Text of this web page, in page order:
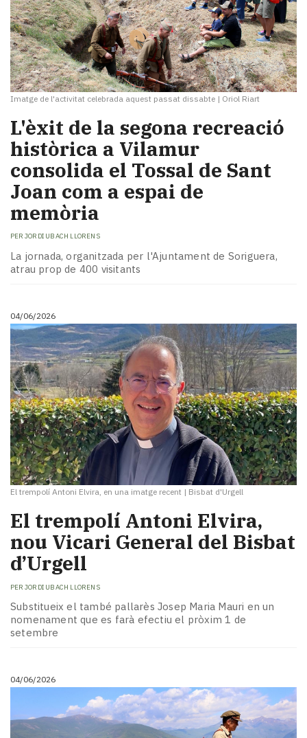
Imatge de l'activitat celebrada aquest passat dissabte | Oriol Riart
L'èxit de la segona recreació
històrica a Vilamur
consolida el Tossal de Sant
Joan com a espai de
memòria
PER JORDI UBACH LLORENS
La jornada, organitzada per l'Ajuntament de Soriguera,
atrau prop de 400 visitants
04/06/2026
El trempolí Antoni Elvira, en una imatge recent | Bisbat d'Urgell
​El trempolí Antoni Elvira,
nou Vicari General del Bisbat
d’Urgell
PER JORDI UBACH LLORENS
Substitueix el també pallarès Josep Maria Mauri en un
nomenament que es farà efectiu el pròxim 1 de
setembre
04/06/2026